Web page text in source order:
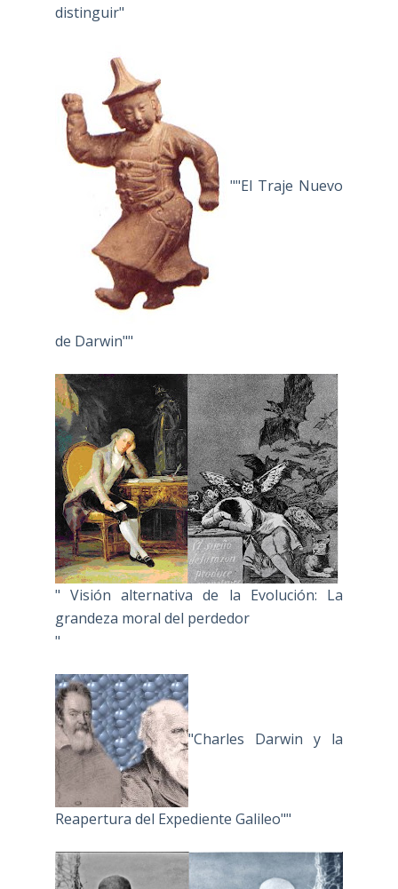
distinguir"
""El Traje Nuevo
de Darwin""
" Visión alternativa de la Evolución: La
grandeza moral del perdedor
"
"Charles Darwin y la
Reapertura del Expediente Galileo""